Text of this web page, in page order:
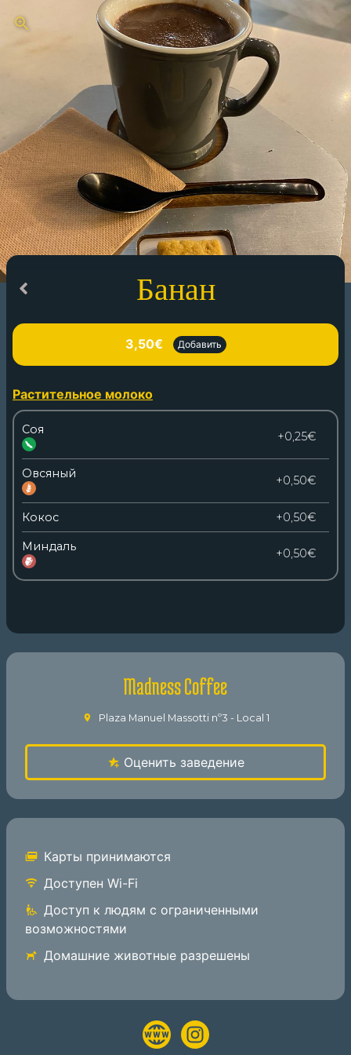
Банан
3,50€ Добавить
Растительное молоко
Соя
+0,25€
Овсяный
+0,50€
Кокос +0,50€
Миндаль
+0,50€
Madness Coffee
Plaza Manuel Massotti nº3 - Local 1
Оценить заведение
Карты принимаются
Доступен Wi-Fi
Доступ к людям с ограниченными
возможностями
Домашние животные разрешены